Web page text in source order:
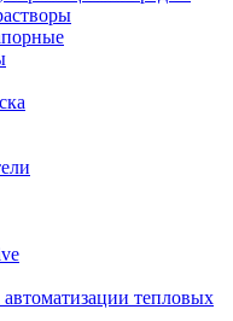
автоматизации тепловых